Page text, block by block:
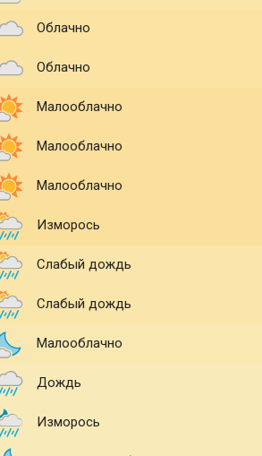
Облачно
Облачно
Малооблачно
Малооблачно
Малооблачно
Изморось
Слабый дождь
Слабый дождь
Малооблачно
Дождь
Изморось